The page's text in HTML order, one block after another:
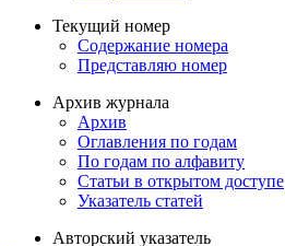
Текущий номер
Содержание номера
Представляю номер
Архив журнала
Архив
Оглавления по годам
По годам по алфавиту
Статьи в открытом доступе
Указатель статей
Авторский указатель